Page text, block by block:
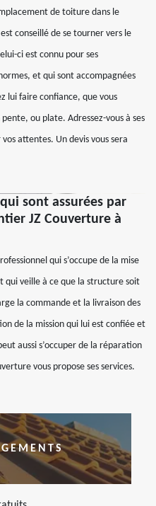
de toiture dans le
conseillé de se tourner vers le
ci est connu pour ses
et qui sont accompagnées
lui faire confiance, que vous
ou plate. Adressez-vous à ses
attentes. Un devis vous sera
sont assurées par
JZ Couverture à
qui s’occupe de la mise
qui veille à ce que la structure soit
la commande et la livraison des
de la mission qui lui est confiée et
aussi s’occuper de la réparation
vous propose ses services.